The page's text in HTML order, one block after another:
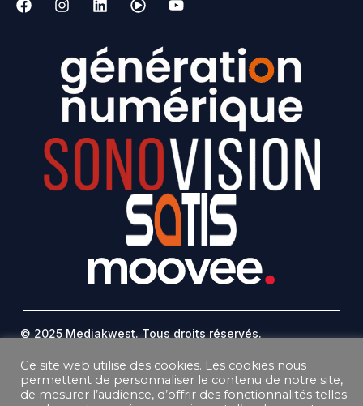
© 2025 Mediakwest. Tous droits réservés.
FAQ
Contact
Plan Du Site
Ce site web utilise des cookies. Les cookies nous
permettent de personnaliser le contenu de notre site,
de mesurer l’audience, d’offrir des fonctionnalités telles